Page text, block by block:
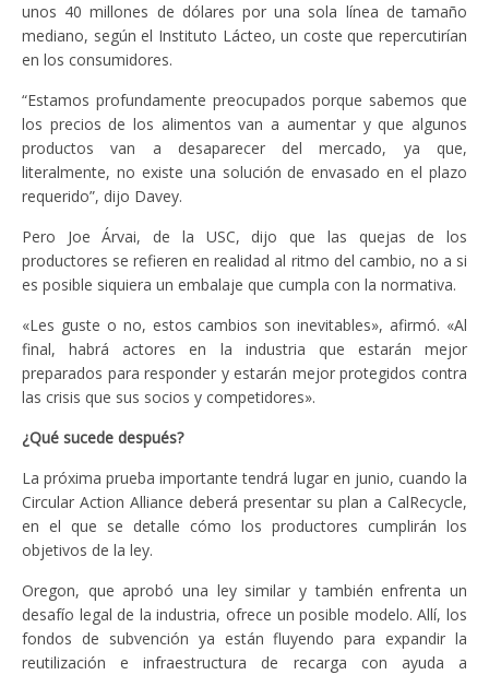
unos 40 millones de dólares por una sola línea de tamaño
mediano, según el Instituto Lácteo, un coste que repercutirían
en los consumidores.
“Estamos profundamente preocupados porque sabemos que
los precios de los alimentos van a aumentar y que algunos
productos van a desaparecer del mercado, ya que,
literalmente, no existe una solución de envasado en el plazo
requerido”, dijo Davey.
Pero Joe Árvai, de la USC, dijo que las quejas de los
productores se refieren en realidad al ritmo del cambio, no a si
es posible siquiera un embalaje que cumpla con la normativa.
«Les guste o no, estos cambios son inevitables», afirmó. «Al
final, habrá actores en la industria que estarán mejor
preparados para responder y estarán mejor protegidos contra
las crisis que sus socios y competidores».
¿Qué sucede después?
La próxima prueba importante tendrá lugar en junio, cuando la
Circular Action Alliance deberá presentar su plan a CalRecycle,
en el que se detalle cómo los productores cumplirán los
objetivos de la ley.
Oregon, que aprobó una ley similar y también enfrenta un
desafío legal de la industria, ofrece un posible modelo. Allí, los
fondos de subvención ya están fluyendo para expandir la
reutilización e infraestructura de recarga con ayuda a